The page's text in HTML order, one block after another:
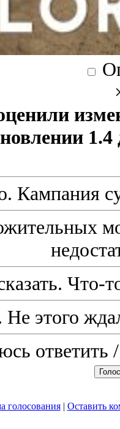
Кампания
Что-
этого
голосования| Оставить